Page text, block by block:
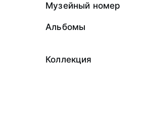
Музейный номер
Альбомы
Коллекция